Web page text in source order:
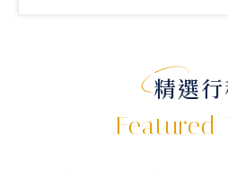
精選
Featured